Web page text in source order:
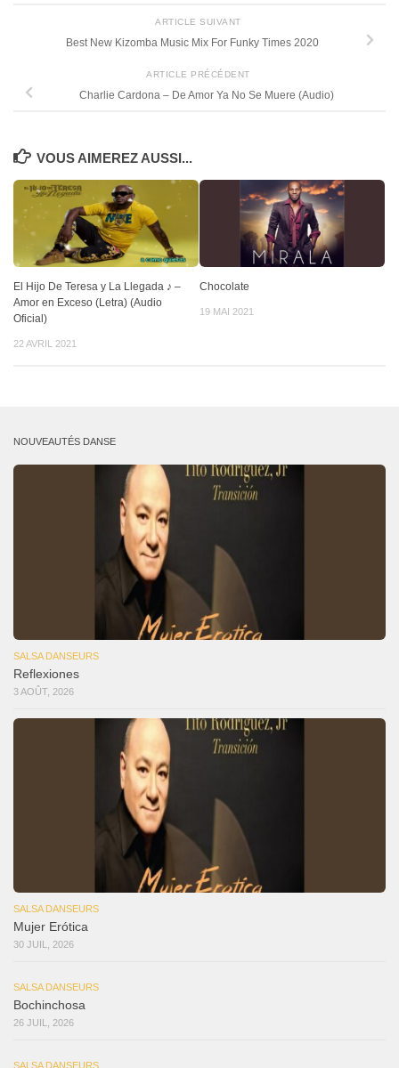
ARTICLE SUIVANT
Best New Kizomba Music Mix For Funky Times 2020
ARTICLE PRÉCÉDENT
Charlie Cardona – De Amor Ya No Se Muere (Audio)
VOUS AIMEREZ AUSSI...
El Hijo De Teresa y La Llegada ♪ –
Amor en Exceso (Letra) (Audio
Oficial)
22 AVRIL 2021
Chocolate
19 MAI 2021
NOUVEAUTÉS DANSE
SALSA DANSEURS
Reflexiones
3 AOÛT, 2026
SALSA DANSEURS
Mujer Erótica
30 JUIL, 2026
SALSA DANSEURS
Bochinchosa
26 JUIL, 2026
SALSA DANSEURS